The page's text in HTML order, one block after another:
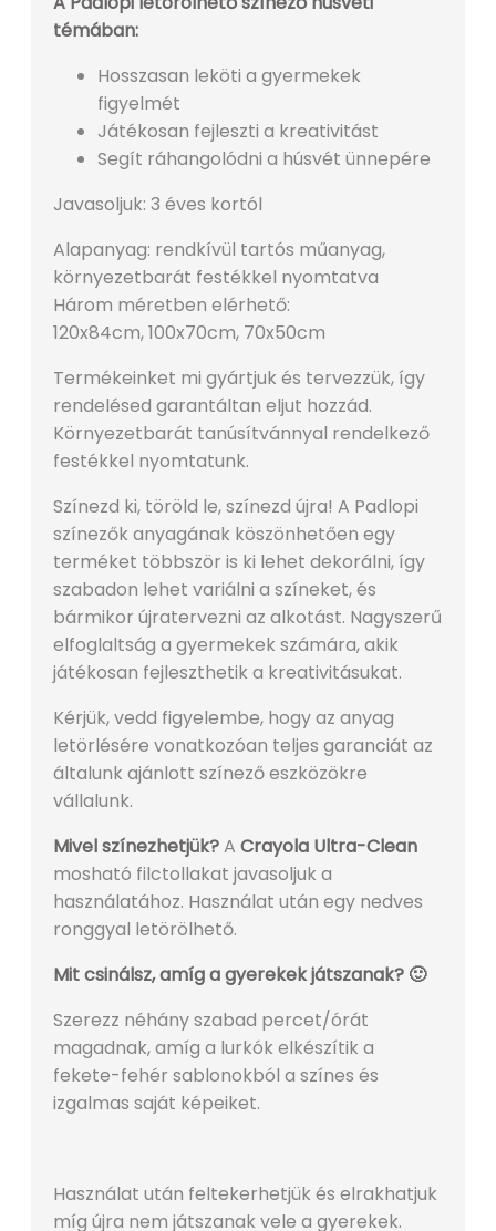
témában:
Hosszasan leköti a gyermekek
figyelmét
Játékosan fejleszti a kreativitást
Segít ráhangolódni a húsvét ünnepére
Javasoljuk: 3 éves kortól
Alapanyag: rendkívül tartós műanyag,
környezetbarát festékkel nyomtatva
Három méretben elérhető:
120x84cm, 100x70cm, 70x50cm
Termékeinket mi gyártjuk és tervezzük, így
rendelésed garantáltan eljut hozzád.
Környezetbarát tanúsítvánnyal rendelkező
festékkel nyomtatunk.
Színezd ki, töröld le, színezd újra! A Padlopi
színezők anyagának köszönhetően egy
terméket többször is ki lehet dekorálni, így
szabadon lehet variálni a színeket, és
bármikor újratervezni az alkotást. Nagyszerű
elfoglaltság a gyermekek számára, akik
játékosan fejleszthetik a kreativitásukat.
Kérjük, vedd figyelembe, hogy az anyag
letörlésére vonatkozóan teljes garanciát az
általunk ajánlott színező eszközökre
vállalunk.
Mivel színezhetjük?A Crayola Ultra-Clean
mosható filctollakat javasoljuk a
használatához. Használat után egy nedves
ronggyal letörölhető.
Mit csinálsz, amíg a gyerekek játszanak? 🙂
Szerezz néhány szabad percet/órát
magadnak, amíg a lurkók elkészítik a
fekete-fehér sablonokból a színes és
izgalmas saját képeiket.
Használat után feltekerhetjük és elrakhatjuk
míg újra nem játszanak vele a gyerekek.